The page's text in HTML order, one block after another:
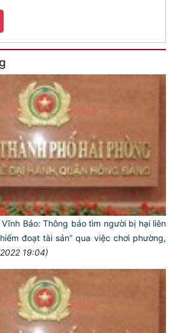
Bảo: Thông báo tìm người bị hại liên
đoạt tài sản” qua việc chơi phường,
19:04)